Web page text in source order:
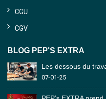
CGU
CGV
BLOG PEP'S EXTRA
Les dessous du
07-01-25